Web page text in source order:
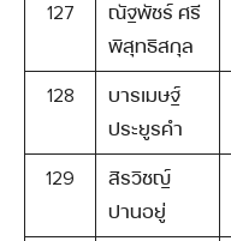
127
ณัฐพัชร์ ศรี
พิสุทธิสกุล
128
บารเมษฐ์​
ประยูรคำ
129
สิรวิชญ์
ปานอยู่